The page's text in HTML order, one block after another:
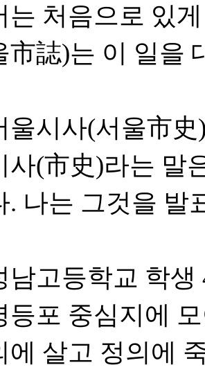
는 처음으로 있
市誌)는 이 일을
울시사(서울市
사(市史)라는 말
. 나는 그것을 발
남고등학교 학
등포 중심지에
에 살고 정의에